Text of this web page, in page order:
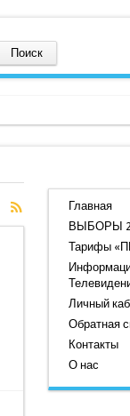
Главная
ВЫБОРЫ
Тарифы
Личный
Обратная
Контакты
О нас